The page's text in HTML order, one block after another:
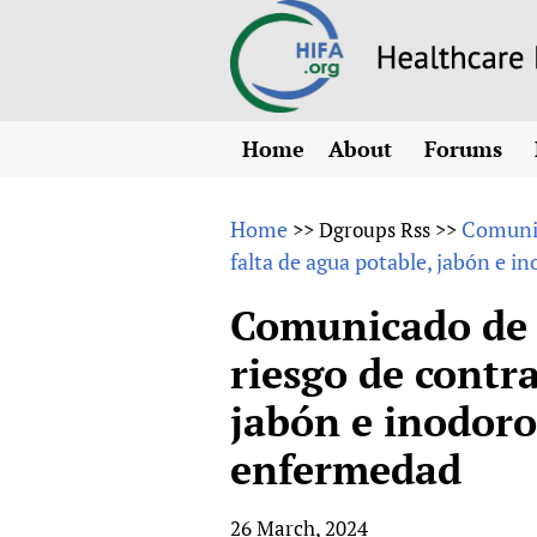
Home
About
Why HIFA is needed
Vision and Strategy
HIFA, Universal
Human Rights
HIFA in Official
Achievements
Testimonials
HIFA Voices database
HIFA & global health
Forums
All)
How to
HIFA-French
HIFA-
HIFA-
HIFA-
Home >>Dgroups Rss >>
falta de agua potable, jabón e
Comunicado
riesgo de
jabón e
enfermedad
26 March, 2024